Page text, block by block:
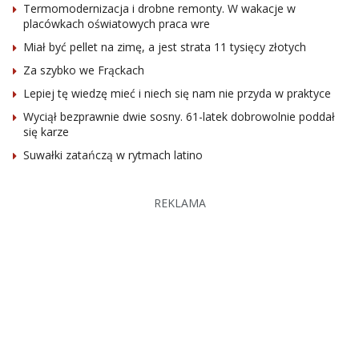
Termomodernizacja i drobne remonty. W wakacje w
placówkach oświatowych praca wre
Miał być pellet na zimę, a jest strata 11 tysięcy złotych
Za szybko we Frąckach
Lepiej tę wiedzę mieć i niech się nam nie przyda w praktyce
Wyciął bezprawnie dwie sosny. 61-latek dobrowolnie poddał
się karze
Suwałki zatańczą w rytmach latino
REKLAMA